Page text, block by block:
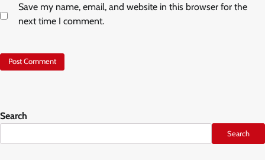
Save my name, email, and website in this browser for the
next time I comment.
Search
Search